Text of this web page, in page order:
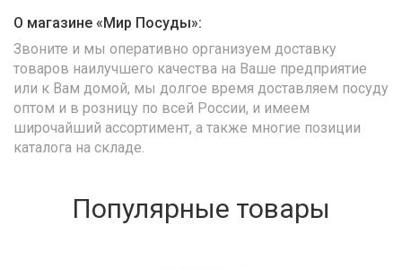
О магазине «Мир Посуды»:
Звоните и мы оперативно организуем доставку
товаров наилучшего качества на Ваше предприятие
или к Вам домой, мы долгое время доставляем посуду
оптом и в розницу по всей России, и имеем
широчайший ассортимент, а также многие позиции
каталога на складе.
Популярные товары